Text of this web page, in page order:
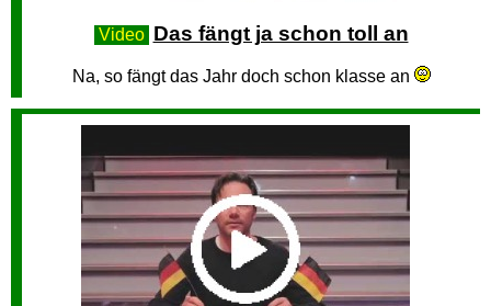
Video Das fängt ja schon toll an
Na, so fängt das Jahr doch schon klasse an